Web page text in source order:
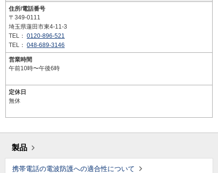
住所/電話番号
〒349-0111
埼玉県蓮田市東4-11-3
TEL： 0120-896-521
TEL： 048-689-3146
営業時間
午前10時〜午後6時
定休日
無休
製品
携帯電話の電波防護への適合性について